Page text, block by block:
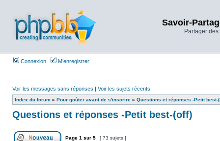
Savoir-
Partager
Connexion M’enregistrer
Voir les messages sans réponses | Voir les sujets récents
Index du forum » Pour goûter avant de s'inscrire » Questions et réponses -Petit best-
Questions et réponses -Petit best-(off)
Page 1 sur 5 [ 73 sujets ]